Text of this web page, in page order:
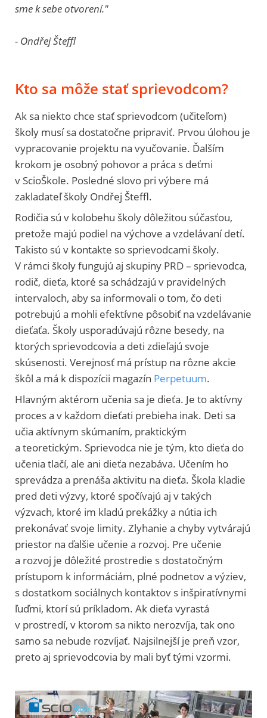
sme k sebe otvorení."
- Ondřej Šteffl
Kto sa môže stať sprievodcom?
Ak sa niekto chce stať sprievodcom (učiteľom)
školy musí sa dostatočne pripraviť. Prvou úlohou je
vypracovanie projektu na vyučovanie. Ďalším
krokom je osobný pohovor a práca s deťmi
v ScioŠkole. Posledné slovo pri výbere má
zakladateľ školy Ondřej Šteffl.
Rodičia sú v kolobehu školy dôležitou súčasťou,
pretože majú podiel na výchove a vzdelávaní detí.
Takisto sú v kontakte so sprievodcami školy.
V rámci školy fungujú aj skupiny PRD – sprievodca,
rodič, dieťa, ktoré sa schádzajú v pravidelných
intervaloch, aby sa informovali o tom, čo deti
potrebujú a mohli efektívne pôsobiť na vzdelávanie
dieťaťa. Školy usporadúvajú rôzne besedy, na
ktorých sprievodcovia a deti zdieľajú svoje
skúsenosti. Verejnosť má prístup na rôzne akcie
škôl a má k dispozícii magazín Perpetuum.
Hlavným aktérom učenia sa je dieťa. Je to aktívny
proces a v každom dieťati prebieha inak. Deti sa
učia aktívnym skúmaním, praktickým
a teoretickým. Sprievodca nie je tým, kto dieťa do
učenia tlačí, ale ani dieťa nezabáva. Učením ho
sprevádza a prenáša aktivitu na dieťa. Škola kladie
pred deti výzvy, ktoré spočívajú aj v takých
výzvach, ktoré im kladú prekážky a nútia ich
prekonávať svoje limity. Zlyhanie a chyby vytvárajú
priestor na ďalšie učenie a rozvoj. Pre učenie
a rozvoj je dôležité prostredie s dostatočným
prístupom k informáciám, plné podnetov a výziev,
s dostatkom sociálnych kontaktov s inšpiratívnymi
ľuďmi, ktorí sú príkladom. Ak dieťa vyrastá
v prostredí, v ktorom sa nikto nerozvíja, tak ono
samo sa nebude rozvíjať. Najsilnejší je preň vzor,
preto aj sprievodcovia by mali byť tými vzormi.